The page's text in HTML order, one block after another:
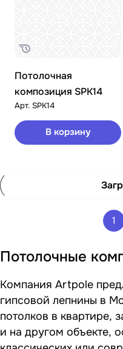
Потолочная
композиция SPK14
Арт. SPK14
В корзину
1
Потолочные
Компания Artpole
гипсовой лепнины в
потолков в квартире,
и на другом объекте,